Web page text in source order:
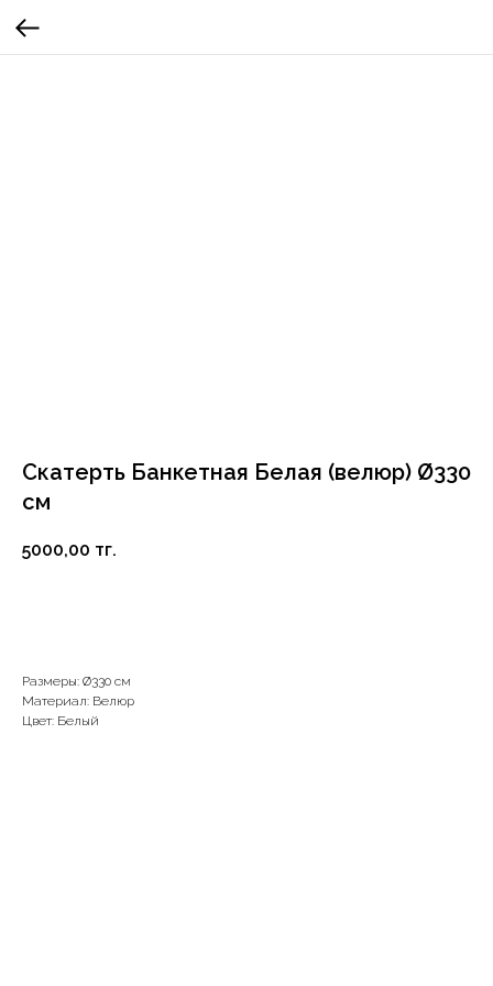
Скатерть Банкетная Белая (велюр) Ø330
см
5000,00 тг.
Размеры: Ø330 см
Материал: Велюр
Цвет: Белый